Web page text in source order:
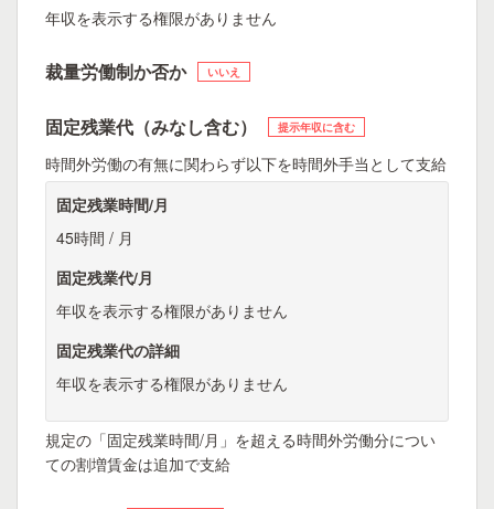
年収を表示する権限がありません
裁量労働制か否か いいえ
固定残業代（みなし含む） 提示年収に含む
時間外労働の有無に関わらず以下を時間外手当として支給
固定残業時間/月
45時間 / 月
固定残業代/月
年収を表示する権限がありません
固定残業代の詳細
年収を表示する権限がありません
規定の「固定残業時間/月」を超える時間外労働分につい
ての割増賃金は追加で支給